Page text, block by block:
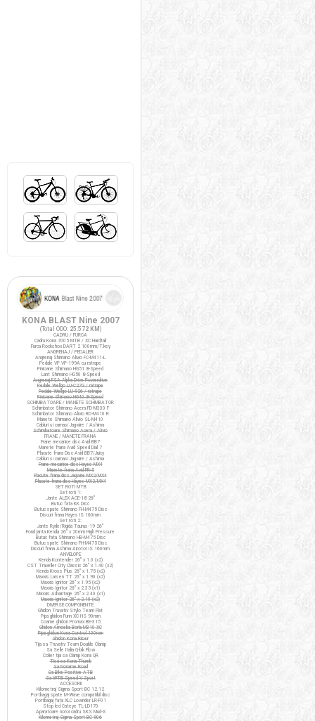
KONA BLAST Nine 2007
(Total ODO: 25.572 KM )
CADRU / FURCA
Cadru Kona 7005 MTB / XC Hardtail
Furca Rockshox DART 2 100mm/T.key
ANGRENAJ / PEDALIER
Angrenaj Shimano Alivio FC-M411-L
Pedale VP VP-199A cu ratrape
Pinioane Shimano HG51 8-Speed
Lant Shimano HG50 8-Speed
Angrenaj FSA Alpha Drive Powerdrive
Pedale Wellgo LU-C27G / ratrape
Pedale Wellgo LU-926 / ratrape
Pinioane Shimano HG40 8-Speed
SCHIMBATOARE / MANETE SCHIMBATOR
Schimbator Shimano Acera FD-M330 F
Schimbator Shimano Alivio RD-M410 R
Manete Shimano Alivio SL-M410
Cabluri si camasi Jagwire / Ashima
Schimbatoare Shimano Acera / Alivio
FRANE / MANETE FRANA
Frane mecanice disc Avid BB7
Manete frana Avid Speed Dial 7
Placute frana Disc Avid BB7/Juicy
Cabluri si camasi Jagwire / Ashima
Frane mecanice disc Hayes MX4
Manete frana Avid FR-5
Placute frana disc Jagwire MX2/MX4
Placute frana disc Hayes MX2/MX4
SET ROTI MTB
Set roti 1:
Jante ALEX ACE-18 26"
Butuc fata KK Disc
Butuc spate Shimano FH-M475 Disc
Discuri frana Hayes IS 160mm
Set roti 2:
Jante Ryde/Rigida Taurus-19 26"
Fond janta Kenda 26" x 20mm High Pressure
Butuc fata Shimano HB-M475 Disc
Butuc spate Shimano FH-M475 Disc
Discuri frana Ashima Airotor IS 160mm
ANVELOPE
Kenda Kontender 26" x 1.0 (x2)
CST Traveller City Classic 26" x 1.40 (x2)
Kenda Kross Plus 26" x 1.75 (x2)
Maxxis Larsen TT 26" x 1.90 (x2)
Maxxis Ignitor 26" x 1.95 (x2)
Maxxis Ignitor 26" x 2.35 (x1)
Maxxis Advantage 26" x 2.40 (x1)
Maxxis Ignitor 26" x 2.10 (x2)
DIVERSE COMPONENTE
Ghidon Truvativ Stylo Team Flat
Pipa ghidon Funn XC HS 90mm
Coarne ghidon Promax BE-315
Ghidon Amoeba Borla M310 XC
Pipa ghidon Kona Control 100mm
Ghidon Kona Riser
Tija sa Truvativ Team Double Clamp
Sa Selle Italia Q-bik Flow
Colier tija sa Clamp Kona QR
Tisa sa Kona Thumb
Sa Noname Road
Sa Bike Positive ATB
Sa WTB Speed V Sport
ACCESORII
Kilometraj Sigma Sport BC 12.12
Portbagaj spate M-Wave compatibil disc
Portbagaj fata XLC Lowrider LR-F01
Stop led Cateye TL-LD170
Aparatoare noroi cadru SKS Mud-X
Kilometraj Sigma Sport BC 906